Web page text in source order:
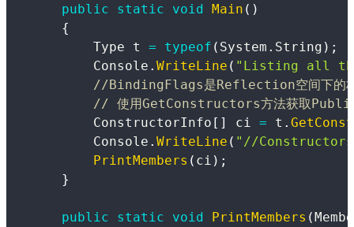
public
static void Main ( )
{
Type t = typeof ( System . String ) ;
        Console
. WriteLine ( "Listing all
//BindingFlags是Reflection空间下的
// 使用GetConstructors方法获取
ConstructorInfo [ ] ci = t .
        Console
. WriteLine ( "//
PrintMembers ( ci ) ;
}
public static void PrintMembers (